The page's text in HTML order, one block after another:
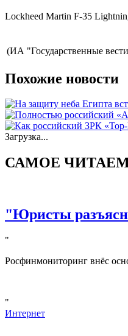
Lockheed Martin F-35
(ИА "Государственные
Похожие новости
Загрузка...
САМОЕ
"Юристы
"
Росфинмониторинг внёс
"
Интернет